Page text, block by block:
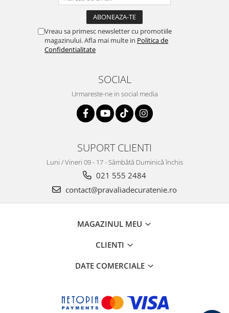
Vreau sa primesc newsletter cu promotiile
magazinului. Afla mai multe in Politica de
Confidentialitate
SOCIAL
Urmareste-ne in social media
SUPORT CLIENTI
Luni / Vineri 09 - 17 - Sâmbătă Duminică închis
021 555 2484
contact@pravaliadecuratenie.ro
MAGAZINUL MEU
CLIENTI
DATE COMERCIALE